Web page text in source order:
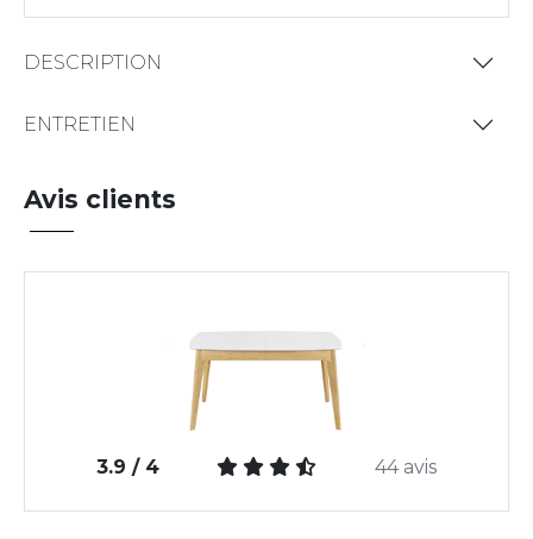
DESCRIPTION
ENTRETIEN
Avis clients
3.9 / 4 44 avis